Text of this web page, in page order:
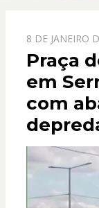
PPOSTADO
EM
8 DE JANEIRO
Praça
em
com